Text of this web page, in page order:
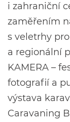
i zahraniční
zaměřením
s veletrhy
a regionální
KAMERA –
fotografií a
výstava
Caravaning